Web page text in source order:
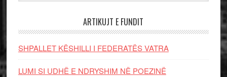
ARTIKUJT E FUNDIT
SHPALLET KËSHILLI I FEDERATËS VATRA
LUMI SI UDHË E NDRYSHIM NË POEZINË